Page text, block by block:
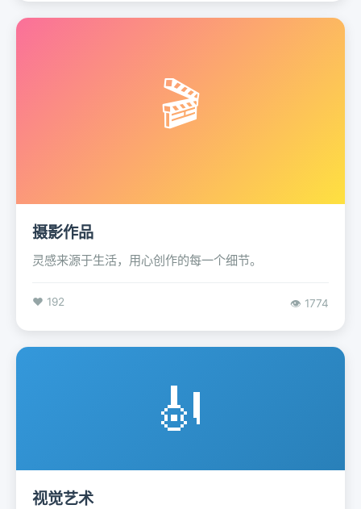
🎬
摄影作品
灵感来源于生活，用心创作的每一个细节。
❤️ 192 👁️ 1774
🎻
视觉艺术